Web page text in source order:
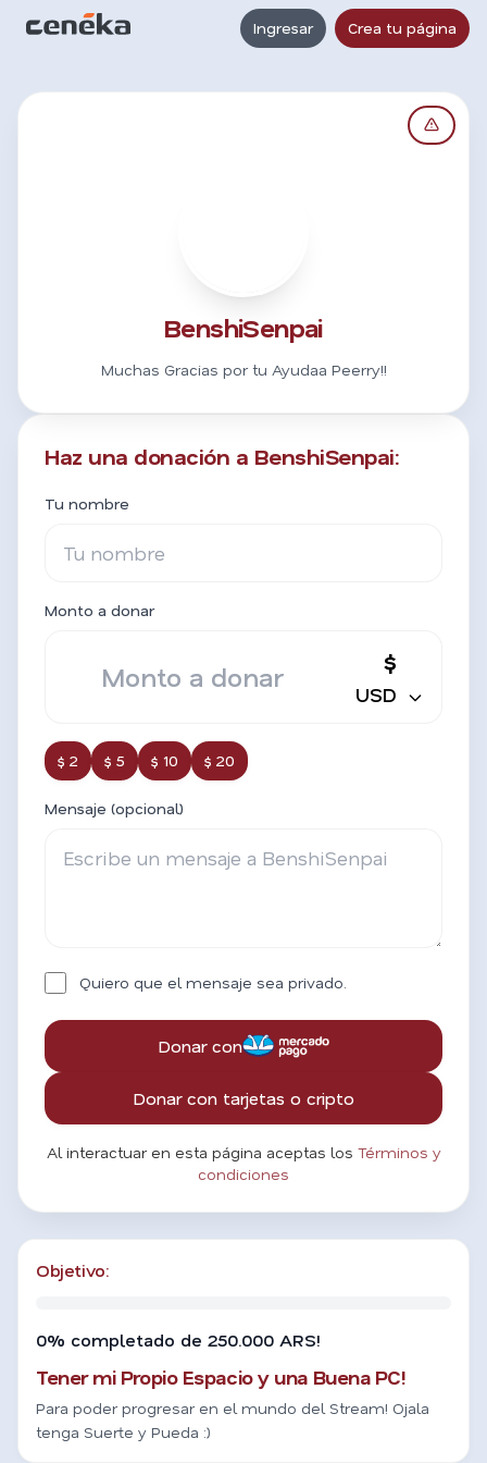
Ingresar Crea tu página
BenshiSenpai
Muchas Gracias por tu Ayudaa Peerry!!
Haz una donación a BenshiSenpai:
Tu nombre
Monto a donar
$
USD
$ 2 $ 5 $ 10 $ 20
Mensaje (opcional)
Quiero que el mensaje sea privado.
Donar con
Donar con tarjetas o cripto
Al interactuar en esta página aceptas los Términos y
condiciones
Objetivo:
0% completado de 250.000 ARS!
Tener mi Propio Espacio y una Buena PC!
Para poder progresar en el mundo del Stream! Ojala
tenga Suerte y Pueda :)